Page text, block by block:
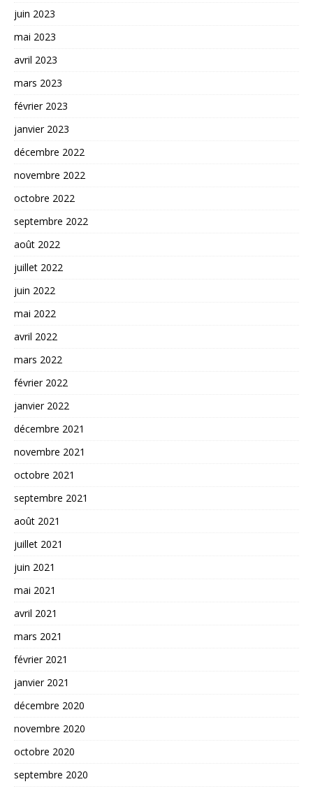
juin 2023
mai 2023
avril 2023
mars 2023
février 2023
janvier 2023
décembre 2022
novembre 2022
octobre 2022
septembre 2022
août 2022
juillet 2022
juin 2022
mai 2022
avril 2022
mars 2022
février 2022
janvier 2022
décembre 2021
novembre 2021
octobre 2021
septembre 2021
août 2021
juillet 2021
juin 2021
mai 2021
avril 2021
mars 2021
février 2021
janvier 2021
décembre 2020
novembre 2020
octobre 2020
septembre 2020